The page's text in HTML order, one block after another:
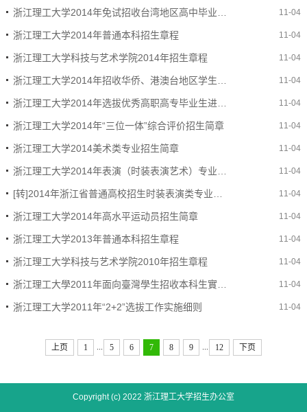
11-04
浙江理工大学2014年普通本科招生章程 11-04
浙江理工大学科技与艺术学院2014年招生章程 11-04
11-04
浙江理工大学2014年选拔优秀高职高专毕业生进入我校学习工作实施细则 11-04
浙江理工大学2014年“三位一体”综合评价招生简章 11-04
浙江理工大学2014美术类专业招生简章 11-04
11-04
11-04
浙江理工大学2014年高水平运动员招生简章 11-04
浙江理工大学2013年普通本科招生章程 11-04
浙江理工大学科技与艺术学院2010年招生章程 11-04
浙江理工大學2011年面向臺灣學生招收本科生實施辦法 11-04
浙江理工大学2011年“2+2”选拔工作实施细则 11-04
上页 1 ... 5 6 7 8 9 ... 12 下页
Copyright (c) 2022 浙江理工大学招生办公室